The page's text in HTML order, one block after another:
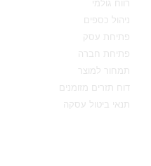
רווח גולמי
ניהול כספים
פתיחת עסק
פתיחת חברה
תמחור למוצר
דוח תזרים מזומנים
תנאי ביטול עסקה